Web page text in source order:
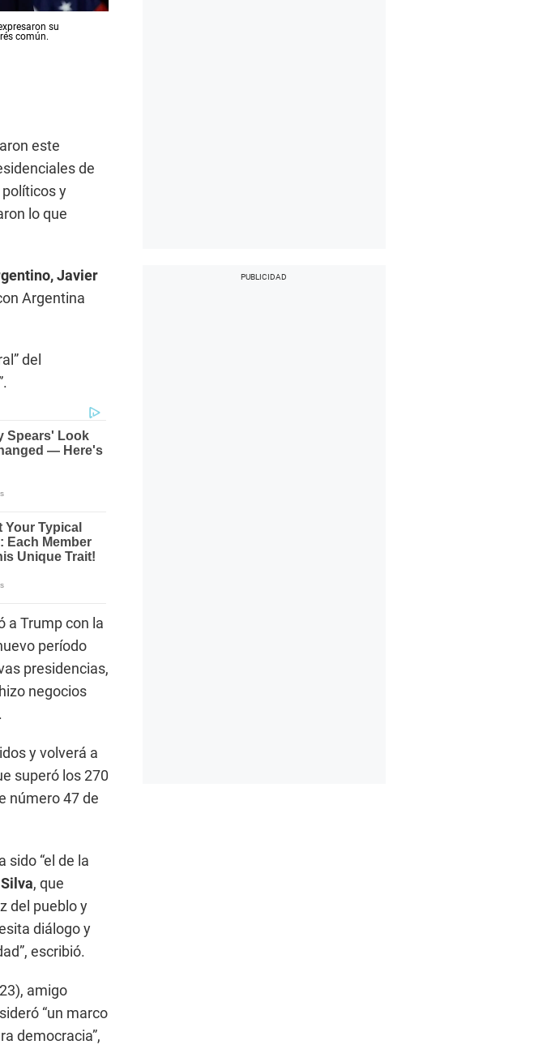
su
común.
este
de
y
lo que
Javier
Argentina
del
a Trump con la
período
presidencias,
negocios
y volverá a
superó los 270
número 47 de
sido “el de la
, que
del pueblo y
diálogo y
escribió.
amigo
“un marco
democracia”,